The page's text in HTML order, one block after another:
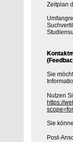
Zeitplan
Sie
Nutzen
https://
Sie
Post-